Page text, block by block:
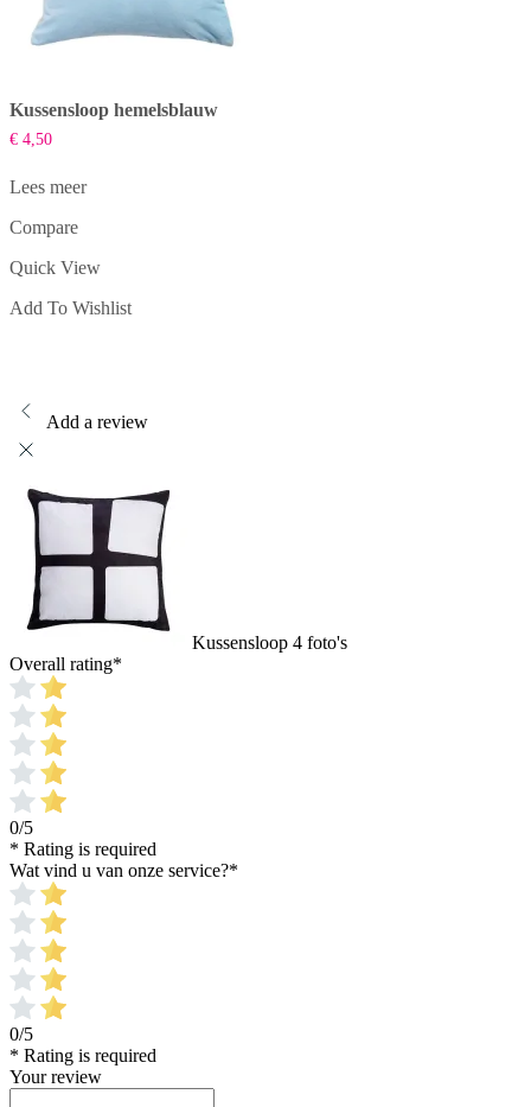
Kussensloop hemelsblauw
€ 4,50
Lees meer
Compare
Quick View
Add To Wishlist
Add a review
Kussensloop 4 foto's
Overall rating*
0/5
* Rating is required
Wat vind u van onze service?*
0/5
* Rating is required
Your review